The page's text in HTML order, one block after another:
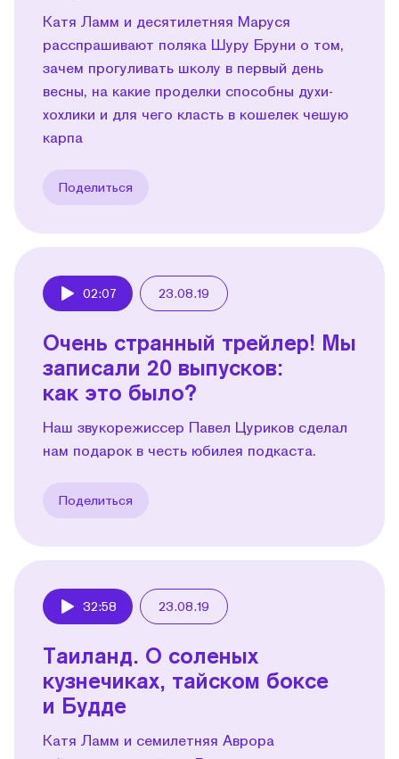
Катя Ламм и десятилетняя Маруся
расспрашивают поляка Шуру Бруни о том,
зачем прогуливать школу в первый день
весны, на какие проделки способны духи-
хохлики и для чего класть в кошелек чешую
карпа
Поделиться
02:07 23.08.19
Очень странный трейлер! Мы
записали 20 выпусков:
как это было?
Наш звукорежиссер Павел Цуриков сделал
нам подарок в честь юбилея подкаста.
Поделиться
32:58 23.08.19
Таиланд. О соленых
кузнечиках, тайском боксе
и Будде
Катя Ламм и семилетняя Аврора